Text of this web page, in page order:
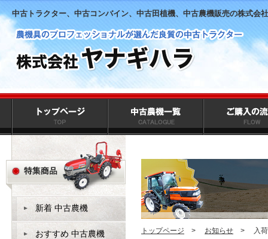
中古トラクター、中古コンバイン、中古田植機、中古農機販売の株式会
トップページ > お知らせ > 入
新着 中古農機
おすすめ 中古農機